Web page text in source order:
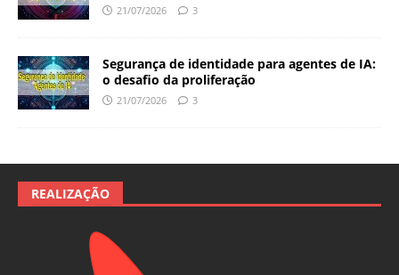
21/07/2026 3
Segurança de identidade para agentes de IA:
o desafio da proliferação
21/07/2026 3
REALIZAÇÃO